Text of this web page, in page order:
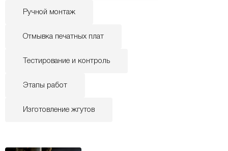
Ручной монтаж
Отмывка печатных плат
Тестирование и контроль
Этапы работ
Изготовление жгутов